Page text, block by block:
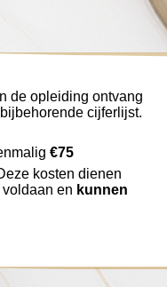
de opleiding ontvang
cijferlijst.
€75
kosten dienen
en kunnen